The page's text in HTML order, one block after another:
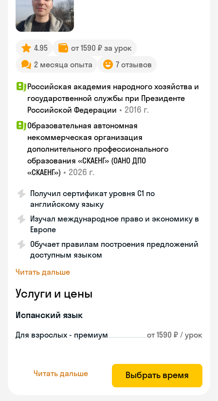
4.95
от 1590 ₽ за урок
2 месяца опыта
7 отзывов
Российская академия народного хозяйства и
государственной службы при Президенте
Российской Федерации • 2016 г.
Образовательная автономная
некоммерческая организация
дополнительного профессионального
образования «СКАЕНГ» (ОАНО ДПО
«СКАЕНГ») • 2026 г.
Получил сертификат уровня С1 по
английскому языку
Изучал международное право и экономику в
Европе
Обучает правилам построения предложений
доступным языком
Читать дальше
Услуги и цены
Испанский язык
Для взрослых - премиум от 1590 ₽ / урок
Читать дальше Выбрать время